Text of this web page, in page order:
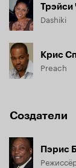
Dashiki
Крис
Preach
Создатели
Пэрис